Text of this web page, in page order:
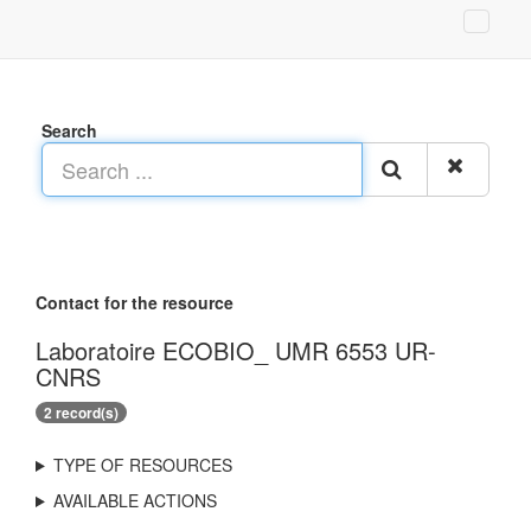
Search
Contact for the resource
Laboratoire ECOBIO_ UMR 6553 UR-
CNRS
2 record(s)
TYPE OF RESOURCES
AVAILABLE ACTIONS